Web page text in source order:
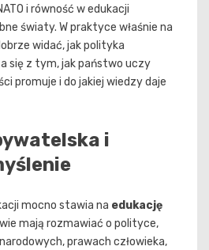
i równość w edukacji
światy. W praktyce właśnie na
widać, jak polityka
się z tym, jak państwo uczy
promuje i do jakiej wiedzy daje
i
mocno stawia na edukację
mają rozmawiać o polityce,
prawach człowieka,